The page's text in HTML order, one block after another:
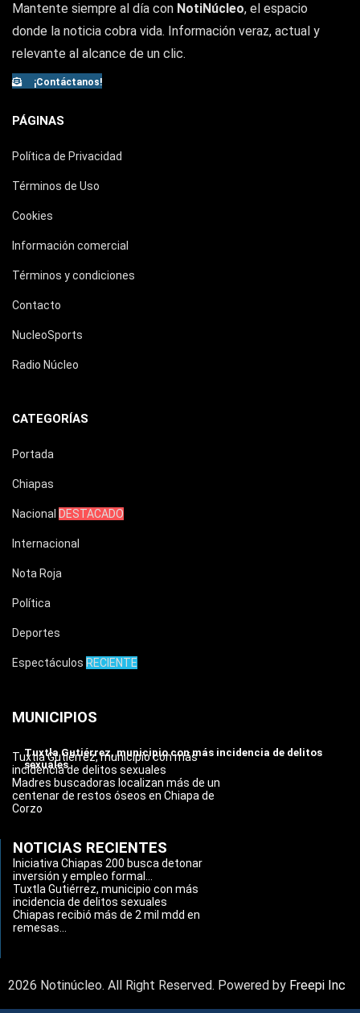
Mantente siempre al día con NotiNúcleo, el espacio
donde la noticia cobra vida. Información veraz, actual y
relevante al alcance de un clic.
¡Contáctanos!
PÁGINAS
Política de Privacidad
Términos de Uso
Cookies
Información comercial
Términos y condiciones
Contacto
NucleoSports
Radio Núcleo
CATEGORÍAS
Portada
Chiapas
Nacional DESTACADO
Internacional
Nota Roja
Política
Deportes
Espectáculos RECIENTE
MUNICIPIOS
Tuxtla Gutiérrez, municipio con más incidencia de delitos
sexuales
Tuxtla Gutiérrez, municipio con más
incidencia de delitos sexuales
Madres buscadoras localizan más de un
centenar de restos óseos en Chiapa de
Corzo
NOTICIAS RECIENTES
Iniciativa Chiapas 200 busca detonar
inversión y empleo formal...
Tuxtla Gutiérrez, municipio con más
incidencia de delitos sexuales
Chiapas recibió más de 2 mil mdd en
remesas...
2026 Notinúcleo. All Right Reserved. Powered by Freepi Inc